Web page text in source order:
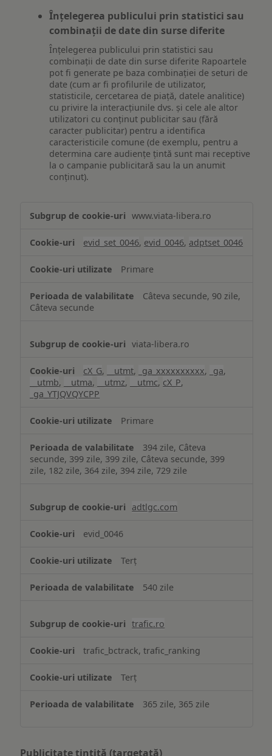
Înțelegerea publicului prin statistici sau
combinații de date din surse diferite
Înțelegerea publicului prin statistici sau
combinații de date din surse diferite Rapoartele
pot fi generate pe baza combinației de seturi de
date (cum ar fi profilurile de utilizator,
statisticile, cercetarea de piață, datele analitice)
cu privire la interacțiunile dvs. și cele ale altor
utilizatori cu conținut publicitar sau (fără
caracter publicitar) pentru a identifica
caracteristicile comune (de exemplu, pentru a
determina care audiențe țintă sunt mai receptive
la o campanie publicitară sau la un anumit
conținut).
www.viata-libera.ro
evid_set_0046, evid_0046, adptset_0046
Primare
Câteva secunde, 90 zile,
Câteva secunde
viata-libera.ro
cX_G, __utmt, _ga_xxxxxxxxxx, _ga,
__utmb, __utma, __utmz, __utmc, cX_P,
_ga_YTJQVQYCPP
Primare
394 zile, Câteva
secunde, 399 zile, 399 zile, Câteva secunde, 399
zile, 182 zile, 364 zile, 394 zile, 729 zile
adtlgc.com
evid_0046
Terț
540 zile
trafic.ro
trafic_bctrack, trafic_ranking
Terț
365 zile, 365 zile
Publicitate țintită (targetată)